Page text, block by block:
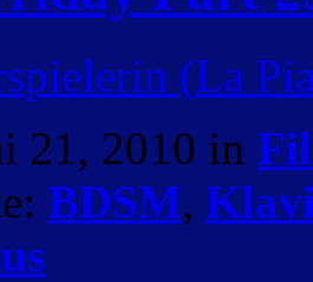
(La
21, 2010 in
BDSM,